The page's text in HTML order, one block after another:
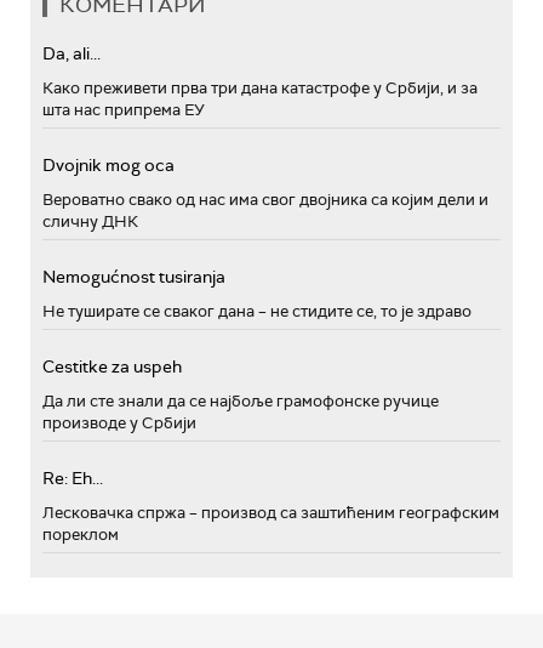
Da, ali...
Како преживети прва три дана катастрофе у Србији, и за
шта нас припрема ЕУ
Dvojnik mog oca
Вероватно свако од нас има свог двојника са којим дели и
сличну ДНК
Nemogućnost tusiranja
Не туширате се сваког дана – не стидите се, то је здраво
Cestitke za uspeh
Да ли сте знали да се најбоље грамофонске ручице
производе у Србији
Re: Eh...
Лесковачка спржа – производ са заштићеним географским
пореклом